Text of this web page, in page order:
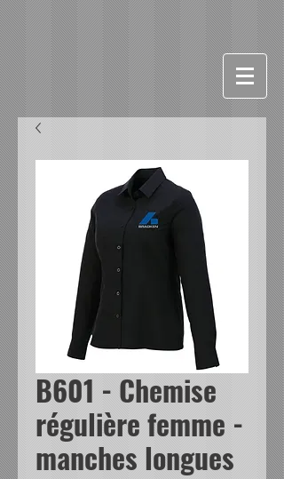
B601 - Chemise
régulière femme -
manches longues